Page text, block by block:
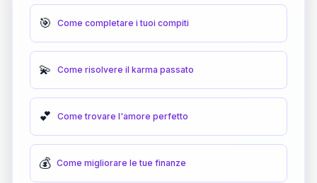
🎯 Come completare i tuoi compiti
💫 Come risolvere il karma passato
💕 Come trovare l'amore perfetto
💰 Come migliorare le tue finanze